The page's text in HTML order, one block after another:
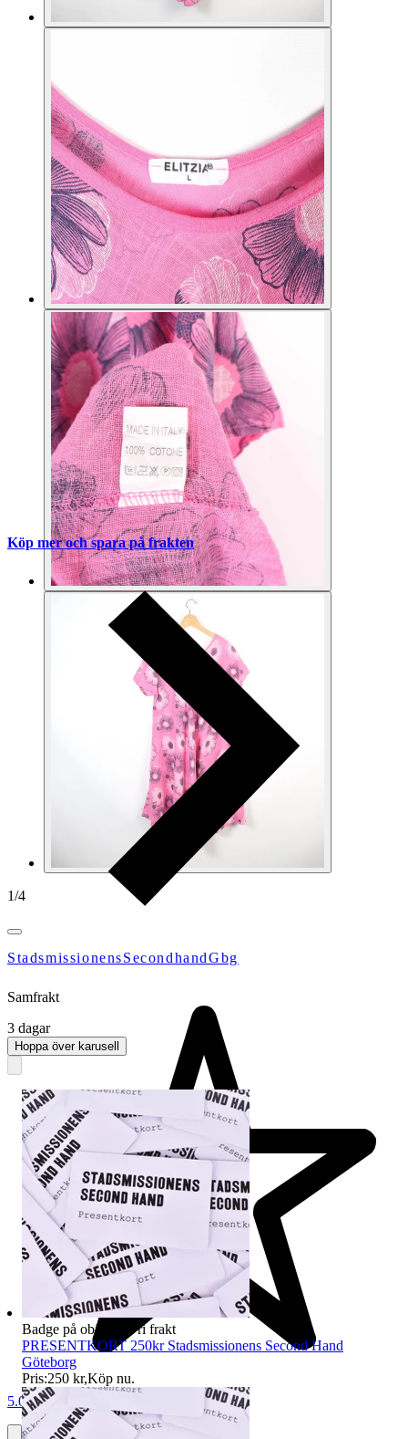
1/4
StadsmissionensSecondhandGbg
5.0
Köp mer och spara på frakten
Samfrakt
3 dagar
Hoppa över karusell
Badge på objektet:
Fri frakt
PRESENTKORT 250kr Stadsmissionens Second Hand
Göteborg
Pris:250 kr,Köp nu.